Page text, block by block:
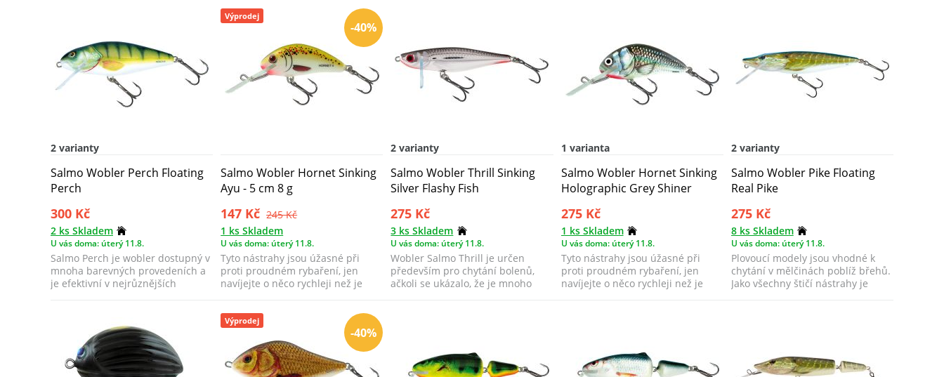
2 varianty
Salmo Wobler Perch Floating
Perch
300 Kč
2 ks Skladem
U vás doma: úterý 11.8.
Salmo Perch je wobler dostupný v
mnoha barevných provedeních a
je efektivní v nejrůznějších
-40%
Výprodej
Salmo Wobler Hornet Sinking
Ayu - 5 cm 8 g
147 Kč 245 Kč
1 ks Skladem
U vás doma: úterý 11.8.
Tyto nástrahy jsou úžasné při
proti proudném rybaření, jen
navíjejte o něco rychleji než je
2 varianty
Salmo Wobler Thrill Sinking
Silver Flashy Fish
275 Kč
3 ks Skladem
U vás doma: úterý 11.8.
Wobler Salmo Thrill je určen
především pro chytání bolenů,
ačkoli se ukázalo, že je mnoho
1 varianta
Salmo Wobler Hornet Sinking
Holographic Grey Shiner
275 Kč
1 ks Skladem
U vás doma: úterý 11.8.
Tyto nástrahy jsou úžasné při
proti proudném rybaření, jen
navíjejte o něco rychleji než je
2 varianty
Salmo Wobler Pike Floating
Real Pike
275 Kč
8 ks Skladem
U vás doma: úterý 11.8.
Plovoucí modely jsou vhodné k
chytání v mělčinách poblíž břehů.
Jako všechny štičí nástrahy je
-40%
Výprodej